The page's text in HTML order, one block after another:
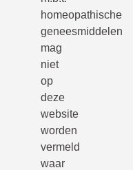
homeopathische
geneesmiddelen
mag
niet
op
deze
website
worden
vermeld
waar